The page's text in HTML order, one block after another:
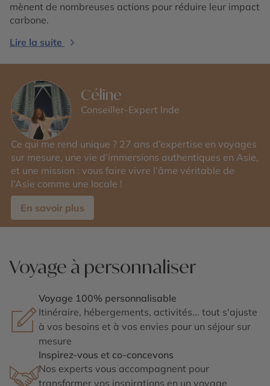
mènent de nombreuses actions pour réduire leur impact
carbone.
Lire la suite
Céline
Conseiller-Expert Inde
Ce qui me rend unique ? 27 ans d’expertise en voyages
sur mesure, une vie d’immersions authentiques en Asie,
et une mission : vous faire vivre l’âme véritable de
l’Asie comme une locale !
En savoir plus
Voyage à personnaliser
Voyage 100% personnalisable
Itinéraire, hébergements, activités... tout s'ajuste
à vos besoins et à vos envies pour un séjour sur
mesure
Inspirez-vous et co-concevons
Nos experts vous accompagnent pour
transformer vos inspirations en un voyage